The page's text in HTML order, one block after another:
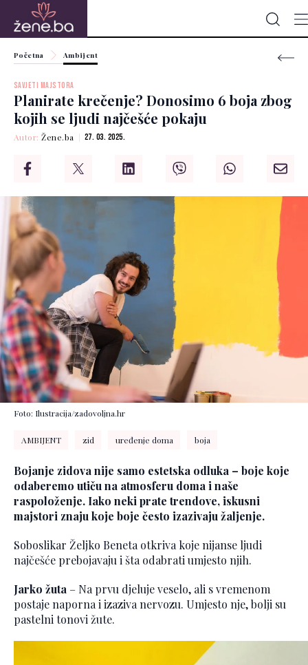
Početna Ambijent
SAVJETI MAJSTORA
Planirate krečenje? Donosimo 6 boja zbog
kojih se ljudi najčešće pokaju
Autor:Žene.ba 27. 03. 2025.
Foto: Ilustracija/zadovoljna.hr
AMBIJENT zid uređenje doma boja
Bojanje zidova nije samo estetska odluka – boje koje
odaberemo utiču na atmosferu doma i naše
raspoloženje. Iako neki prate trendove, iskusni
majstori znaju koje boje često izazivaju žaljenje.
Soboslikar Željko Beneta otkriva koje nijanse ljudi
najčešće prebojavaju i šta odabrati umjesto njih.
Jarko žuta – Na prvu djeluje veselo, ali s vremenom
postaje naporna i izaziva nervozu. Umjesto nje, bolji su
pastelni tonovi žute.